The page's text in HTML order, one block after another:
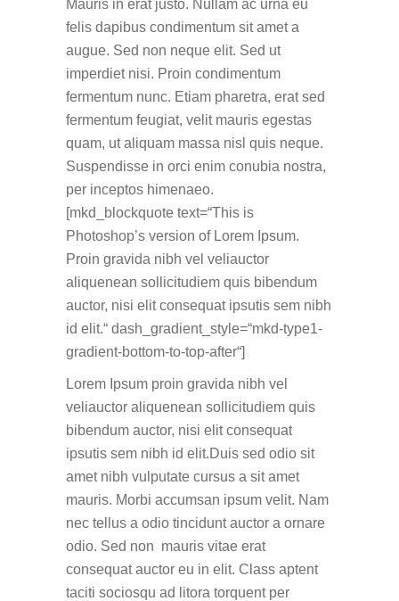
Mauris in erat justo. Nullam ac urna eu
felis dapibus condimentum sit amet a
augue. Sed non neque elit. Sed ut
imperdiet nisi. Proin condimentum
fermentum nunc. Etiam pharetra, erat sed
fermentum feugiat, velit mauris egestas
quam, ut aliquam massa nisl quis neque.
Suspendisse in orci enim conubia nostra,
per inceptos himenaeo.
[mkd_blockquote text=“This is
Photoshop’s version of Lorem Ipsum.
Proin gravida nibh vel veliauctor
aliquenean sollicitudiem quis bibendum
auctor, nisi elit consequat ipsutis sem nibh
id elit.“ dash_gradient_style=“mkd-type1-
gradient-bottom-to-top-after“]
Lorem Ipsum proin gravida nibh vel
veliauctor aliquenean sollicitudiem quis
bibendum auctor, nisi elit consequat
ipsutis sem nibh id elit.Duis sed odio sit
amet nibh vulputate cursus a sit amet
mauris. Morbi accumsan ipsum velit. Nam
nec tellus a odio tincidunt auctor a ornare
odio. Sed non mauris vitae erat
consequat auctor eu in elit. Class aptent
taciti sociosqu ad litora torquent per